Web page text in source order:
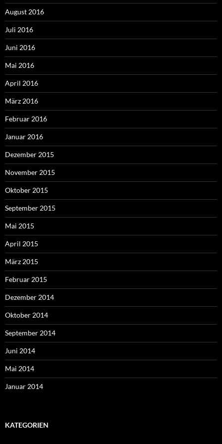
August 2016
Juli 2016
Juni 2016
Mai 2016
April 2016
März 2016
Februar 2016
Januar 2016
Dezember 2015
November 2015
Oktober 2015
September 2015
Mai 2015
April 2015
März 2015
Februar 2015
Dezember 2014
Oktober 2014
September 2014
Juni 2014
Mai 2014
Januar 2014
KATEGORIEN